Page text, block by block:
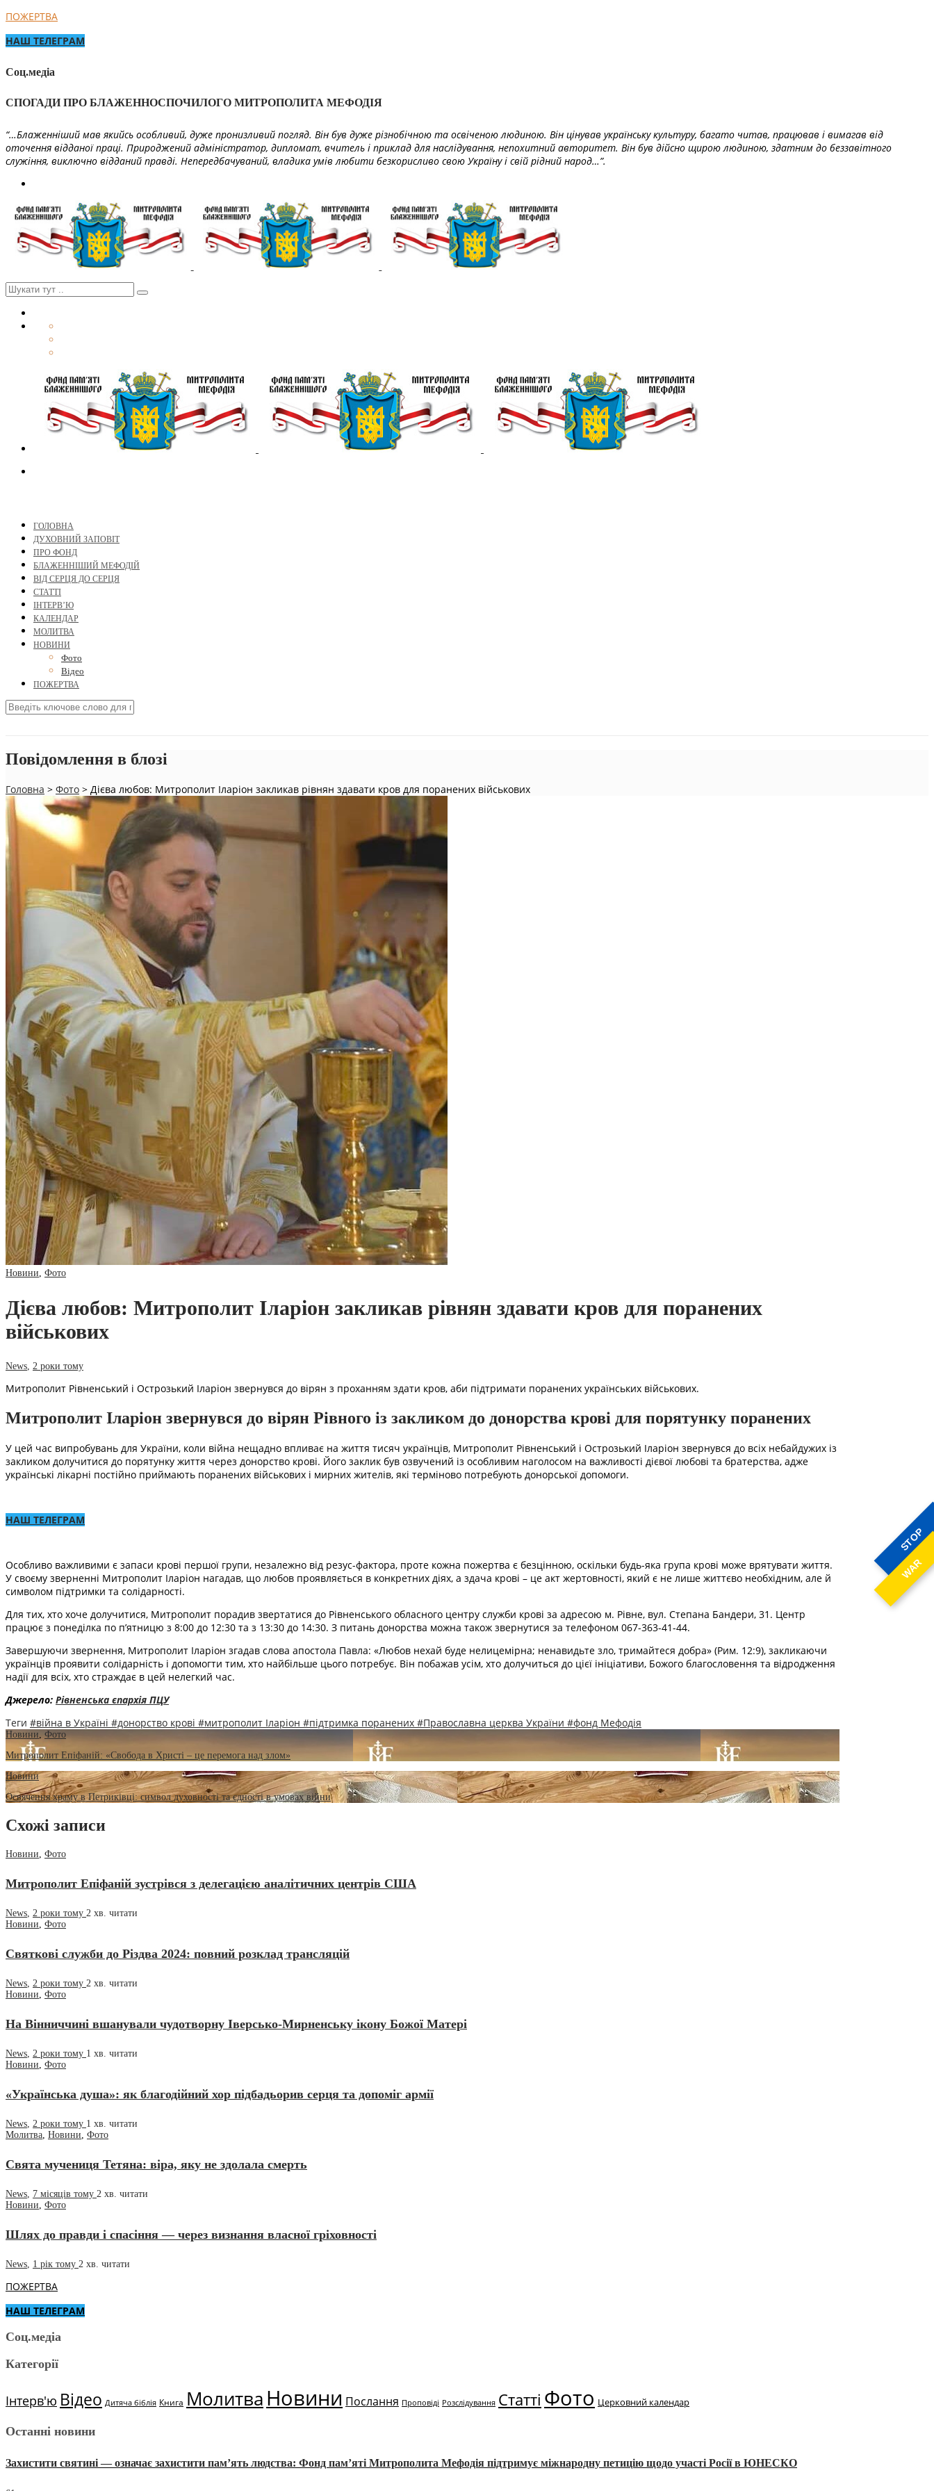
STOP
WAR
ПОЖЕРТВА
НАШ ТЕЛЕГРАМ
Соц.медіа
СПОГАДИ ПРО БЛАЖЕННОСПОЧИЛОГО МИТРОПОЛИТА МЕФОДІЯ
“…Блаженніший мав якийсь особливий, дуже пронизливий погляд. Він був дуже різнобічною та освіченою людиною. Він цінував українську культуру, багато читав, працював і вимагав від
оточення відданої праці. Природжений адміністратор, дипломат, вчитель і приклад для наслідування, непохитний авторитет. Він був дійсно щирою людиною, здатним до беззавітного
служіння, виключно відданий правді. Непередбачуваний, владика умів любити безкорисливо свою Україну і свій рідний народ…”.
ГОЛОВНА
ДУХОВНИЙ ЗАПОВІТ
ПРО ФОНД
БЛАЖЕННІШИЙ МЕФОДІЙ
ВІД СЕРЦЯ ДО СЕРЦЯ
СТАТТІ
ІНТЕРВ’Ю
КАЛЕНДАР
МОЛИТВА
НОВИНИ
Фото
Відео
ПОЖЕРТВА
Повідомлення в блозі
Головна > Фото > Дієва любов: Митрополит Іларіон закликав рівнян здавати кров для поранених військових
Новини Фото
Дієва любов: Митрополит Іларіон закликав рівнян здавати кров для поранених
військових
News 2 роки тому
Митрополит Рівненський і Острозький Іларіон звернувся до вірян з проханням здати кров, аби підтримати поранених українських військових.
Митрополит Іларіон звернувся до вірян Рівного із закликом до донорства крові для порятунку поранених
У цей час випробувань для України, коли війна нещадно впливає на життя тисяч українців, Митрополит Рівненський і Острозький Іларіон звернувся до всіх небайдужих із
закликом долучитися до порятунку життя через донорство крові. Його заклик був озвучений із особливим наголосом на важливості дієвої любові та братерства, адже
українські лікарні постійно приймають поранених військових і мирних жителів, які терміново потребують донорської допомоги.
НАШ ТЕЛЕГРАМ
Особливо важливими є запаси крові першої групи, незалежно від резус-фактора, проте кожна пожертва є безцінною, оскільки будь-яка група крові може врятувати життя.
У своєму зверненні Митрополит Іларіон нагадав, що любов проявляється в конкретних діях, а здача крові – це акт жертовності, який є не лише життєво необхідним, але й
символом підтримки та солідарності.
Для тих, хто хоче долучитися, Митрополит порадив звертатися до Рівненського обласного центру служби крові за адресою м. Рівне, вул. Степана Бандери, 31. Центр
працює з понеділка по п’ятницю з 8:00 до 12:30 та з 13:30 до 14:30. З питань донорства можна також звернутися за телефоном 067-363-41-44.
Завершуючи звернення, Митрополит Іларіон згадав слова апостола Павла: «Любов нехай буде нелицемірна; ненавидьте зло, тримайтеся добра» (Рим. 12:9), закликаючи
українців проявити солідарність і допомогти тим, хто найбільше цього потребує. Він побажав усім, хто долучиться до цієї ініціативи, Божого благословення та відродження
надії для всіх, хто страждає в цей нелегкий час.
Джерело: Рівненська єпархія ПЦУ
Теги #війна в Україні #донорство крові #митрополит Іларіон #підтримка поранених #Православна церква України #фонд Мефодія
Новини, Фото
Митрополит Епіфаній: «Свобода в Христі – це перемога над злом»
Новини
Освячення храму в Петриківці: символ духовності та єдності в умовах війни
Схожі записи
Новини, Фото
Митрополит Епіфаній зустрівся з делегацією аналітичних центрів США
News, 2 роки тому 2 хв. читати
Новини, Фото
Святкові служби до Різдва 2024: повний розклад трансляцій
News, 2 роки тому 2 хв. читати
Новини, Фото
На Вінниччині вшанували чудотворну Іверсько-Мирненську ікону Божої Матері
News, 2 роки тому 1 хв. читати
Новини, Фото
«Українська душа»: як благодійний хор підбадьорив серця та допоміг армії
News 2 роки тому 1 хв. читати
Молитва Новини Фото
Свята мучениця Тетяна: віра, яку не здолала смерть
News 7 місяців тому 2 хв. читати
Новини Фото
Шлях до правди і спасіння — через визнання власної гріховності
News 1 рік тому 2 хв. читати
ПОЖЕРТВА
НАШ ТЕЛЕГРАМ
Соц.медіа
Категорії
Інтерв'ю Відео Дитяча біблія Книга МолитваНовини Послання Проповіді Розслідування Статті Фото Церковний календар
Останні новини
Захистити святині — означає захистити пам’ять людства: Фонд пам’яті Митрополита Мефодія підтримує міжнародну петицію щодо участі Росії в ЮНЕСКО